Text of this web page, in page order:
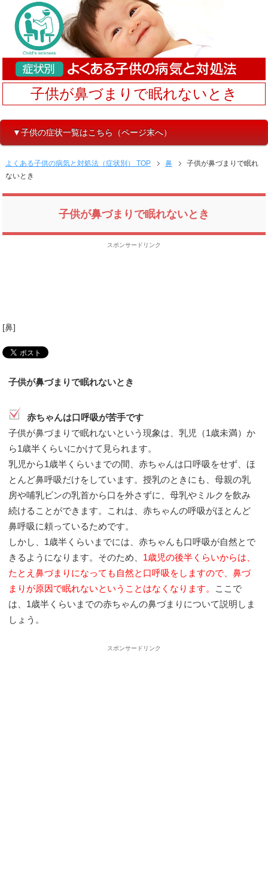
子供が鼻づまりで眠れないとき
▼子供の症状一覧はこちら（ページ末へ）
よくある子供の病気と対処法（症状別） TOP 鼻
子供が鼻づまりで眠れ
ないとき
子供が鼻づまりで眠れないとき
スポンサードリンク
[鼻]
子供が鼻づまりで眠れないとき
赤ちゃんは口呼吸が苦手です
子供が鼻づまりで眠れないという現象は、乳児（1歳未満）か
ら1歳半くらいにかけて見られます。
乳児から1歳半くらいまでの間、赤ちゃんは口呼吸をせず、ほ
とんど鼻呼吸だけをしています。授乳のときにも、母親の乳
房や哺乳ビンの乳首から口を外さずに、母乳やミルクを飲み
続けることができます。これは、赤ちゃんの呼吸がほとんど
鼻呼吸に頼っているためです。
しかし、1歳半くらいまでには、赤ちゃんも口呼吸が自然とで
きるようになります。そのため、 1歳児の後半くらいからは、
たとえ鼻づまりになっても自然と口呼吸をしますので、鼻づ
まりが原因で眠れないということはなくなります。 ここで
は、1歳半くらいまでの赤ちゃんの鼻づまりについて説明しま
しょう。
スポンサードリンク